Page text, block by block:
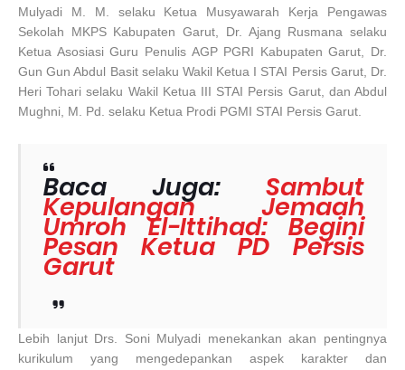
Mulyadi M. M. selaku Ketua Musyawarah Kerja Pengawas
Sekolah MKPS Kabupaten Garut, Dr. Ajang Rusmana selaku
Ketua Asosiasi Guru Penulis AGP PGRI Kabupaten Garut, Dr.
Gun Gun Abdul Basit selaku Wakil Ketua I STAI Persis Garut, Dr.
Heri Tohari selaku Wakil Ketua III STAI Persis Garut, dan Abdul
Mughni, M. Pd. selaku Ketua Prodi PGMI STAI Persis Garut.
Baca Juga: Sambut
Kepulangan Jemaah
Umroh El-Ittihad: Begini
Pesan Ketua PD Persis
Garut
Lebih lanjut Drs. Soni Mulyadi menekankan akan pentingnya
kurikulum yang mengedepankan aspek karakter dan